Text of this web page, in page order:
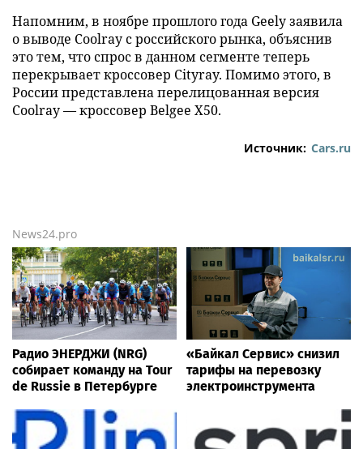
Напомним, в ноябре прошлого года Geely заявила
о выводе Coolray с российского рынка, объяснив
это тем, что спрос в данном сегменте теперь
перекрывает кроссовер Cityray. Помимо этого, в
России представлена перелицованная версия
Coolray — кроссовер Belgee X50.
Источник: Cars.ru
News24.pro
Радио ЭНЕРДЖИ (NRG)
собирает команду на Tour
de Russie в Петербурге
«Байкал Сервис» снизил
тарифы на перевозку
электроинструмента